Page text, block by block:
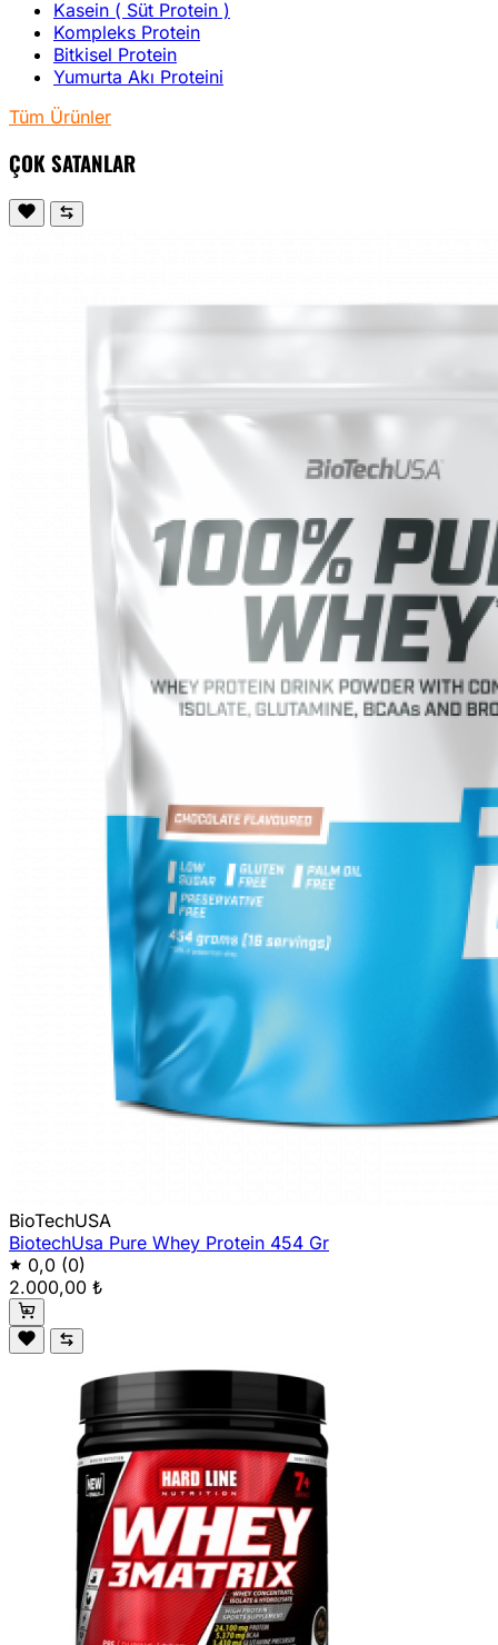
Kasein ( Süt Protein )
Kompleks Protein
Bitkisel Protein
Yumurta Akı Proteini
Tüm Ürünler
ÇOK SATANLAR
BioTechUSA
BiotechUsa Pure Whey Protein 454 Gr
0,0 (0)
2.000,00 ₺